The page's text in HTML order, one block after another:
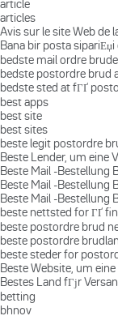
article
articles
Avis sur le site Web de
Bana bir posta sipariЕџi
bedste mail ordre
bedste postordre brud
bedste sted at fГҐ
best apps
best site
best sites
beste legit postordre
Beste Lender, um eine
Beste Mail -Bestellung
Beste Mail -Bestellung
Beste Mail -Bestellung
beste nettsted for ГҐ
beste postordre brud
beste postordre
beste steder for
Beste Website, um
Bestes Land fГјr
betting
bhnov